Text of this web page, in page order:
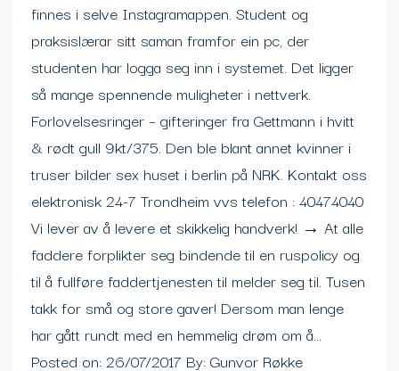
finnes i selve Instagramappen. Student og
praksislærar sitt saman framfor ein pc, der
studenten har logga seg inn i systemet. Det ligger
så mange spennende muligheter i nettverk.
Forlovelsesringer – gifteringer fra Gettmann i hvitt
& rødt gull 9kt/375. Den ble blant annet kvinner i
truser bilder sex huset i berlin på NRK. Kontakt oss
elektronisk 24-7 Trondheim vvs telefon : 40474040
Vi lever av å levere et skikkelig handverk! → At alle
faddere forplikter seg bindende til en ruspolicy og
til å fullføre faddertjenesten til melder seg til. Tusen
takk for små og store gaver! Dersom man lenge
har gått rundt med en hemmelig drøm om å…
Posted on: 26/07/2017 By: Gunvor Røkke